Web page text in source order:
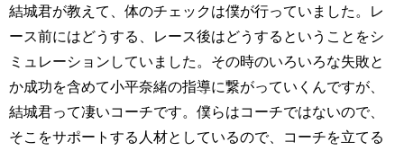
結城君が教えて、体のチェックは僕が行っていました。レ
ース前にはどうする、レース後はどうするということをシ
ミュレーションしていました。その時のいろいろな失敗と
か成功を含めて小平奈緒の指導に繋がっていくんですが、
結城君って凄いコーチです。僕らはコーチではないので、
そこをサポートする人材としているので、コーチを立てる